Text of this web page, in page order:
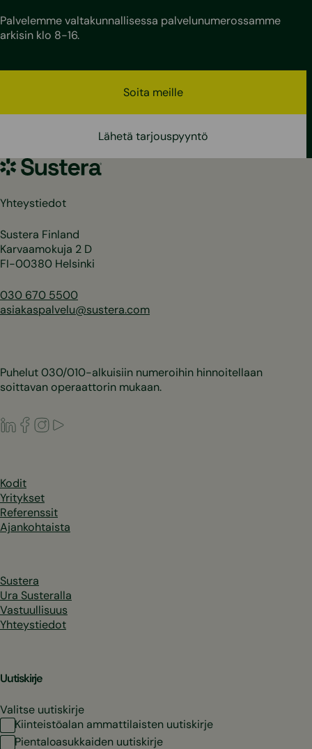
Palvelemme valtakunnallisessa palvelunumerossamme
arkisin klo 8-16.
Soita meille
Lähetä tarjouspyyntö
Sustera
Yhteystiedot
Sustera Finland
Karvaamokuja 2 D
FI-00380 Helsinki
030 670 5500
asiakaspalvelu@sustera.com
Puhelut 030/010-alkuisiin numeroihin hinnoitellaan
soittavan operaattorin mukaan.
LinkedIn
Facebook
Instagram
Kodit
Yritykset
Referenssit
Ajankohtaista
Sustera
Ura Susteralla
Vastuullisuus
Yhteystiedot
Uutiskirje
Valitse uutiskirje
Kiinteistöalan ammattilaisten uutiskirje
Pientaloasukkaiden uutiskirje